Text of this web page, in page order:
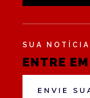
SUA NOTÍCIA
ENTRE
ENVIE